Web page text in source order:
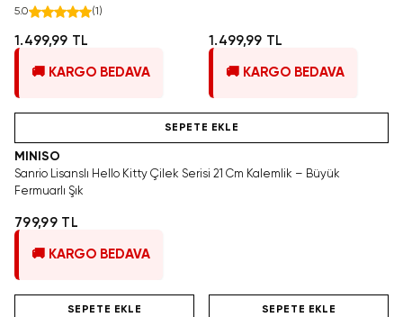
Hopps Model
5.0 (1 )
1.499,99 TL
🚚 KARGO BEDAVA
1.499,99 TL
🚚 KARGO BEDAVA
SEPETE EKLE
MINISO
Sanrio Lisanslı Hello Kitty Çilek Serisi 21 Cm Kalemlik – Büyük
Fermuarlı Şık
799,99 TL
🚚 KARGO BEDAVA
SEPETE EKLE SEPETE EKLE